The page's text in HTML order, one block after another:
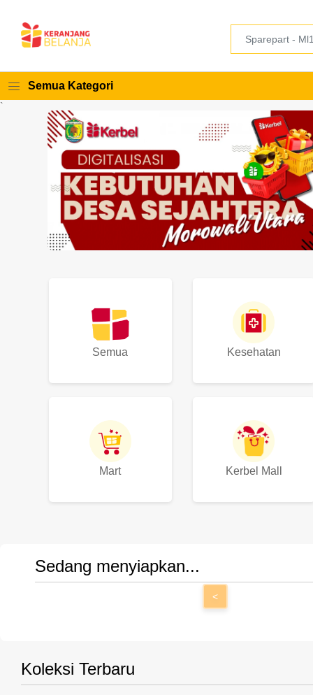
Semua Kategori
`
Semua Kesehatan
Mart Kerbel Mall
Sedang menyiapkan...
<
Koleksi Terbaru